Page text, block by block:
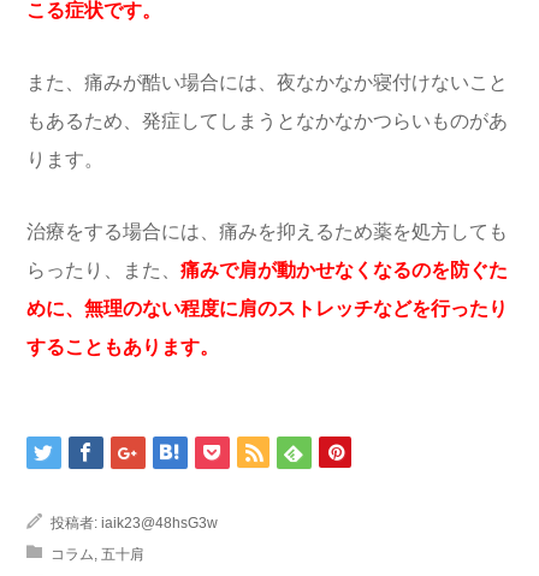
こる症状です。
また、痛みが酷い場合には、夜なかなか寝付けないこと
もあるため、発症してしまうとなかなかつらいものがあ
ります。
治療をする場合には、痛みを抑えるため薬を処方しても
らったり、また、 痛みで肩が動かせなくなるのを防ぐた
めに、無理のない程度に肩のストレッチなどを行ったり
することもあります。
投稿者: iaik23@48hsG3w
コラム, 五十肩